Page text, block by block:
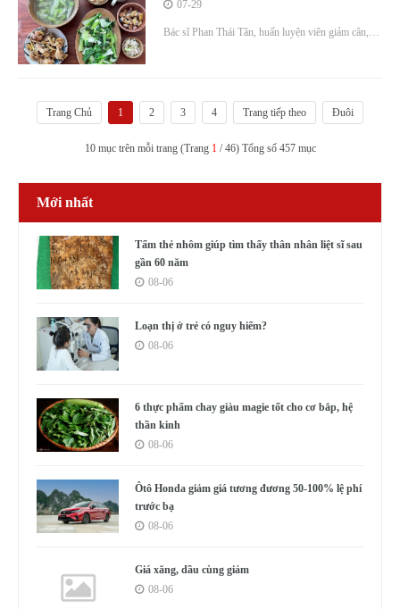
07-29
Bác sĩ Phan Thái Tân, huấn luyện viên giảm cân,
Trang Chủ 1 2 3 4 Trang tiếp theo Đuôi
10 mục trên mỗi trang (Trang 1/ 46) Tổng số 457 mục
Mới nhất
Tấm thẻ nhôm giúp tìm thấy thân nhân liệt sĩ sau
gần 60 năm
08-06
Loạn thị ở trẻ có nguy hiểm?
08-06
6 thực phẩm chay giàu magie tốt cho cơ bắp, hệ
thần kinh
08-06
Ôtô Honda giảm giá tương đương 50-100% lệ phí
trước bạ
08-06
Giá xăng, dầu cùng giảm
08-06